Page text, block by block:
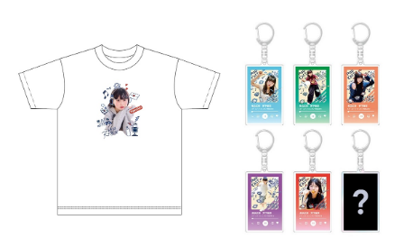
【8位】双子座（ふたご座）
心の奥にしまっていたものが浮かび上がりやすい日。過去の
人間関係や手放したはずの気持ちが顔を出すかもしれません
が、無理に蓋をしなくて大丈夫。今の自分として受け止め直
すことで、気持ちが軽くなりそうです。お寺に足を運ぶと心
【9位】水瓶座（みずがめ座）
心地よく整えると良い日。散らかっている場所を片づけた
「党としては賛成していませんよ、という、におい
がプンプンする発言でしたね。政府で財源のことは手当をし
てくださいね、ということですよね。でも財源についてはま
だきちんとしたものは出ていません」
「租税特別措置や補助金の見直しをして、という感じが
「本当のハラは、税収の上振れがあるから大丈夫だ、と